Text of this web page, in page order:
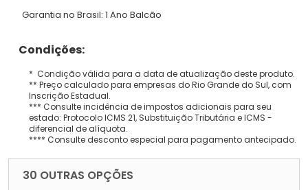
Garantia no Brasil: 1 Ano Balcão
Condições:
* Condição válida para a data de atualização deste produto.
** Preço calculado para empresas do Rio Grande do Sul, com
Inscrição Estadual.
*** Consulte incidência de impostos adicionais para seu
estado: Protocolo ICMS 21, Substituição Tributária e ICMS -
diferencial de alíquota.
**** Consulte desconto especial para pagamento antecipado.
30 OUTRAS OPÇÕES